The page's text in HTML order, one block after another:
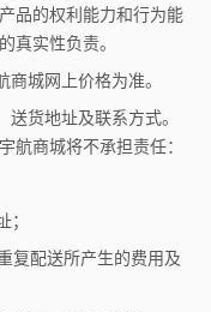
品的权利能力和行为能
真实性负责。
城网上价格为准。
货地址及联系方式。
航商城将不承担责任：
；
复配送所产生的费用及